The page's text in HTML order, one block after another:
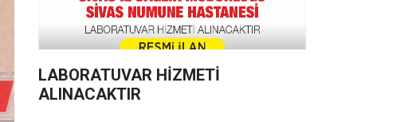
LABORATUVAR HİZMETİ
ALINACAKTIR